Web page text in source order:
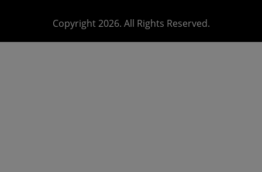
Copyright 2026. All Rights Reserved.